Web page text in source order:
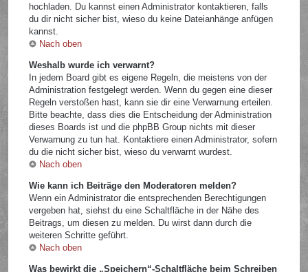
hochladen. Du kannst einen Administrator kontaktieren, falls
du dir nicht sicher bist, wieso du keine Dateianhänge anfügen
kannst.
Nach oben
Weshalb wurde ich verwarnt?
In jedem Board gibt es eigene Regeln, die meistens von der
Administration festgelegt werden. Wenn du gegen eine dieser
Regeln verstoßen hast, kann sie dir eine Verwarnung erteilen.
Bitte beachte, dass dies die Entscheidung der Administration
dieses Boards ist und die phpBB Group nichts mit dieser
Verwarnung zu tun hat. Kontaktiere einen Administrator, sofern
du die nicht sicher bist, wieso du verwarnt wurdest.
Nach oben
Wie kann ich Beiträge den Moderatoren melden?
Wenn ein Administrator die entsprechenden Berechtigungen
vergeben hat, siehst du eine Schaltfläche in der Nähe des
Beitrags, um diesen zu melden. Du wirst dann durch die
weiteren Schritte geführt.
Nach oben
Was bewirkt die „Speichern“-Schaltfläche beim Schreiben